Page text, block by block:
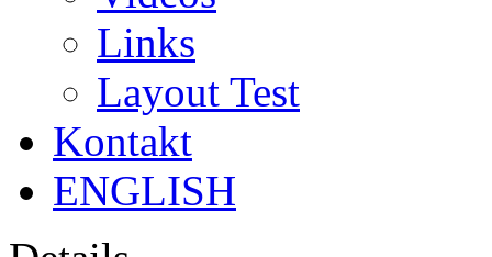
ENGLISH
Details
Zuletzt aktualisiert: 18.
Satzung der